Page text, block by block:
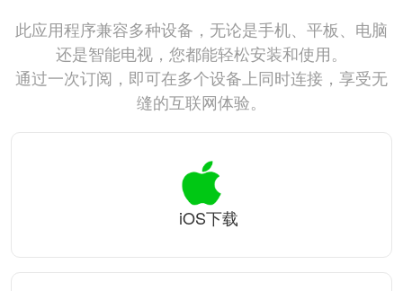
此应用程序兼容多种设备，无论是手机、平板、电脑
还是智能电视，您都能轻松安装和使用。
通过一次订阅，即可在多个设备上同时连接，享受无
缝的互联网体验。
iOS下载